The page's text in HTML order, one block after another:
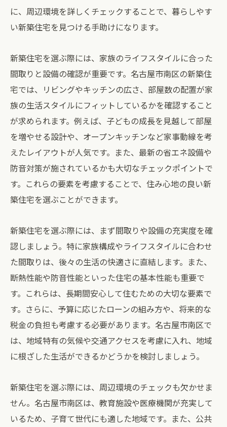
に、周辺環境を詳しくチェックすることで、暮らしやす
い新築住宅を見つける手助けになります。
新築住宅を選ぶ際には、家族のライフスタイルに合った
間取りと設備の確認が重要です。名古屋市南区の新築住
宅では、リビングやキッチンの広さ、部屋数の配置が家
族の生活スタイルにフィットしているかを確認すること
が求められます。例えば、子どもの成長を見越して部屋
を増やせる設計や、オープンキッチンなど家事動線を考
えたレイアウトが人気です。また、最新の省エネ設備や
防音対策が施されているかも大切なチェックポイントで
す。これらの要素を考慮することで、住み心地の良い新
築住宅を選ぶことができます。
新築住宅を選ぶ際には、まず間取りや設備の充実度を確
認しましょう。特に家族構成やライフスタイルに合わせ
た間取りは、後々の生活の快適さに直結します。また、
断熱性能や防音性能といった住宅の基本性能も重要で
す。これらは、長期間安心して住むための大切な要素で
す。さらに、予算に応じたローンの組み方や、将来的な
税金の負担も考慮する必要があります。名古屋市南区で
は、地域特有の気候や交通アクセスを考慮に入れ、地域
に根ざした生活ができるかどうかを検討しましょう。
新築住宅を選ぶ際には、周辺環境のチェックも欠かせま
せん。名古屋市南区は、教育施設や医療機関が充実して
いるため、子育て世代にも適した地域です。また、公共